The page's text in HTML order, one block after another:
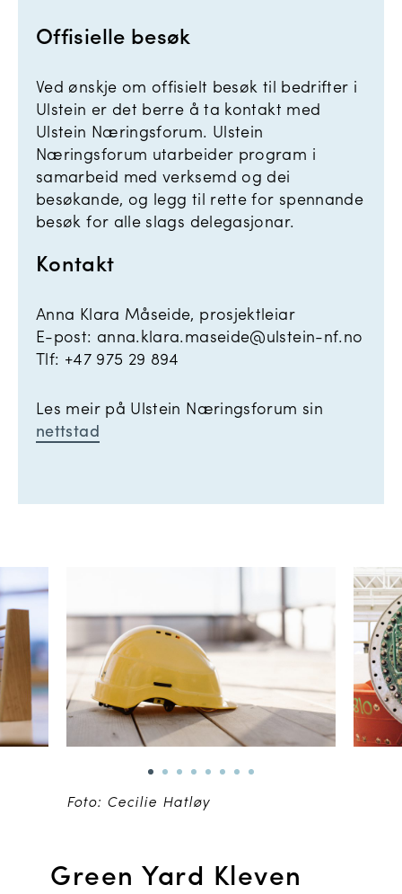
Offisielle besøk
Ved ønskje om offisielt besøk til bedrifter i
Ulstein er det berre å ta kontakt med
Ulstein Næringsforum. Ulstein
Næringsforum utarbeider program i
samarbeid med verksemd og dei
besøkande, og legg til rette for spennande
besøk for alle slags delegasjonar.
Kontakt
Anna Klara Måseide, prosjektleiar
E-post: anna.klara.maseide@ulstein-nf.no
Tlf: +47 975 29 894
Les meir på Ulstein Næringsforum sin
nettstad
Foto: Cecilie Hatløy
Green Yard Kleven